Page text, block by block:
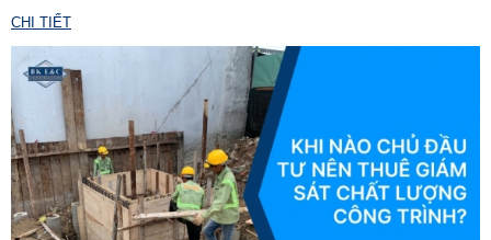
bị, các lỗi thường gặp, chi phí thẩm tra và đơn vị uy tín.
CHI TIẾT